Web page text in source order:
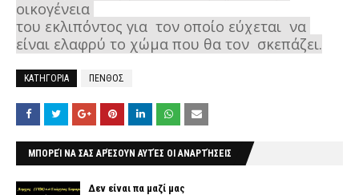
οικογένεια
του εκλιπόντος για  τον οποίο εύχεται  να
είναι ελαφρύ το χώμα που θα τον  σκεπάζει.
ΚΑΤΗΓΟΡΙΑ ΠΕΝΘΟΣ
ΜΠΟΡΕΊ ΝΑ ΣΑΣ ΑΡΈΣΟΥΝ ΑΥΤΈΣ ΟΙ ΑΝΑΡΤΉΣΕΙΣ
Δεν είναι πα μαζί μας